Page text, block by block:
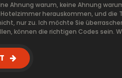
Ahnung warum, keine Ahnung
herauskommen, und die
nur zu. Ich möchte Sie
können die richtigen Codes sein.